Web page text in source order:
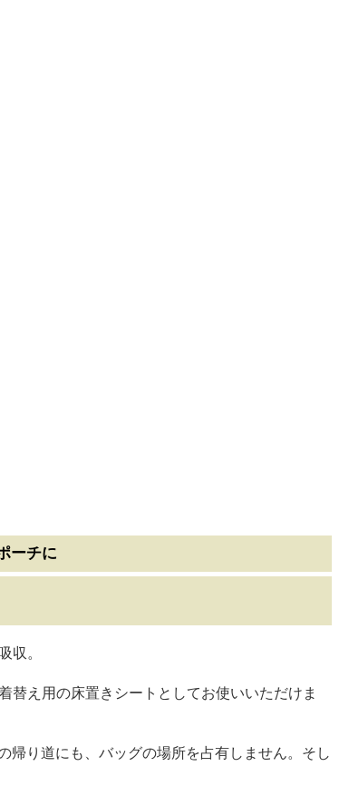
ーチに
収。
替え用の床置きシートとしてお使いいただけま
帰り道にも、バッグの場所を占有しません。そし